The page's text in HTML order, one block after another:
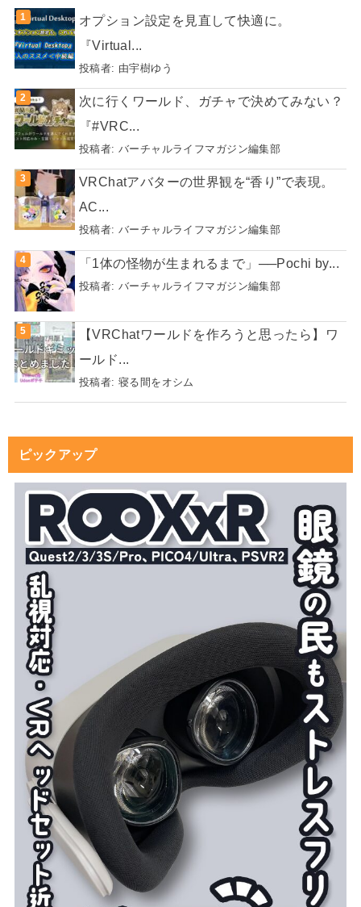
オプション設定を見直して快適に。
『Virtual...
投稿者: 由宇樹ゆう
次に行くワールド、ガチャで決めてみない？
『#VRC...
投稿者: バーチャルライフマガジン編集部
VRChatアバターの世界観を“香り”で表現。
AC...
投稿者: バーチャルライフマガジン編集部
「1体の怪物が生まれるまで」──Pochi by...
投稿者: バーチャルライフマガジン編集部
【VRChatワールドを作ろうと思ったら】ワ
ールド...
投稿者: 寝る間をオシム
ピックアップ